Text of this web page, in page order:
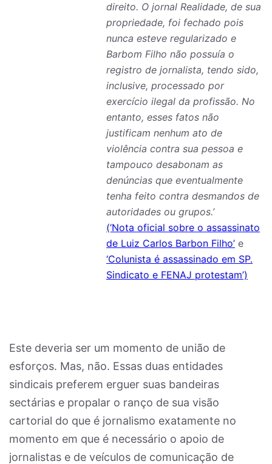
direito. O jornal Realidade, de sua
propriedade, foi fechado pois
nunca esteve regularizado e
Barbom Filho não possuía o
registro de jornalista, tendo sido,
inclusive, processado por
exercício ilegal da profissão. No
entanto, esses fatos não
justificam nenhum ato de
violência contra sua pessoa e
tampouco desabonam as
denúncias que eventualmente
tenha feito contra desmandos de
autoridades ou grupos.’
(‘Nota oficial sobre o assassinato
de Luiz Carlos Barbon Filho’ e
‘Colunista é assassinado em SP.
Sindicato e FENAJ protestam’)
Este deveria ser um momento de união de
esforços. Mas, não. Essas duas entidades
sindicais preferem erguer suas bandeiras
sectárias e propalar o ranço de sua visão
cartorial do que é jornalismo exatamente no
momento em que é necessário o apoio de
jornalistas e de veículos de comunicação de